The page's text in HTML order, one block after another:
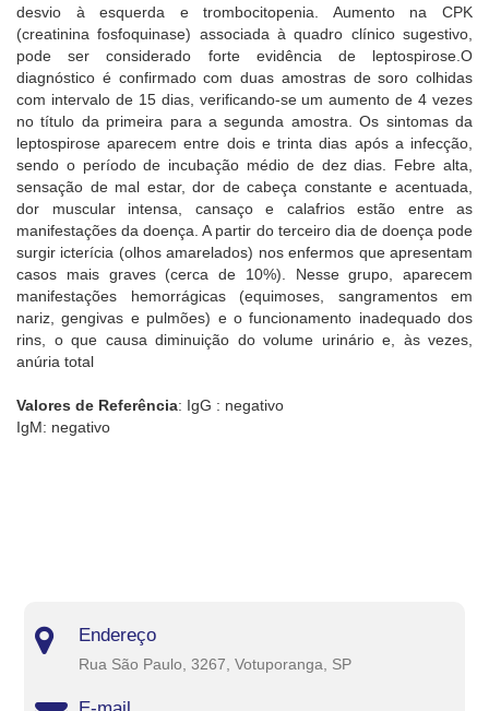
desvio à esquerda e trombocitopenia. Aumento na CPK
(creatinina fosfoquinase) associada à quadro clínico sugestivo,
pode ser considerado forte evidência de leptospirose.O
diagnóstico é confirmado com duas amostras de soro colhidas
com intervalo de 15 dias, verificando-se um aumento de 4 vezes
no título da primeira para a segunda amostra. Os sintomas da
leptospirose aparecem entre dois e trinta dias após a infecção,
sendo o período de incubação médio de dez dias. Febre alta,
sensação de mal estar, dor de cabeça constante e acentuada,
dor muscular intensa, cansaço e calafrios estão entre as
manifestações da doença. A partir do terceiro dia de doença pode
surgir icterícia (olhos amarelados) nos enfermos que apresentam
casos mais graves (cerca de 10%). Nesse grupo, aparecem
manifestações hemorrágicas (equimoses, sangramentos em
nariz, gengivas e pulmões) e o funcionamento inadequado dos
rins, o que causa diminuição do volume urinário e, às vezes,
anúria total
Valores de Referência: IgG : negativo
IgM: negativo
Endereço
Rua São Paulo, 3267, Votuporanga, SP